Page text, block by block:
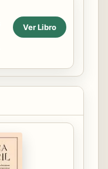
Ver Libro